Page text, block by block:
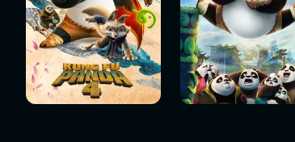
Sledovat
nyní
Sledovat nyní
Sledovat
nyní
Sledovat nyní